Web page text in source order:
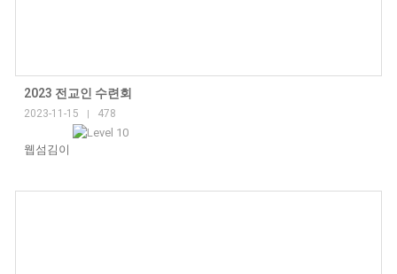
2023 전교인 수련회
2023-11-15 478
웹섬김이